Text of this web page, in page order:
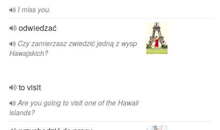
I miss you.
odwiedzać
Czy zamierzasz zwiedzić jedną z wysp
Hawajskich?
to visit
Are you going to visit one of the Hawaii
islands?